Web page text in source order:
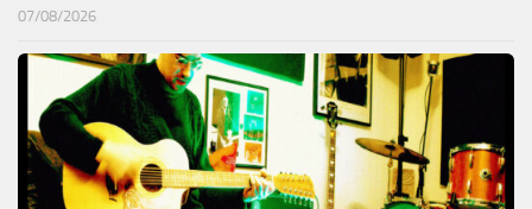
07/08/2026